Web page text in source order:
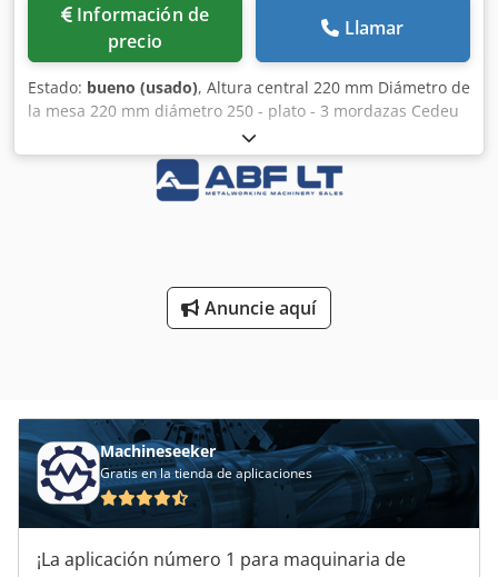
Información de
precio
Llamar
Estado: bueno (usado), Altura central 220 mm Diámetro de
la mesa 220 mm diámetro 250 - plato - 3 mordazas Cedeu
Sbl Rjpfx Al Aoha Paso de 80 mm Utilizable vertical y
horizontalmente Altura central vertical 220 mm
Anuncie aquí
Machineseeker
Gratis en la tienda de aplicaciones
¡La aplicación número 1 para maquinaria de